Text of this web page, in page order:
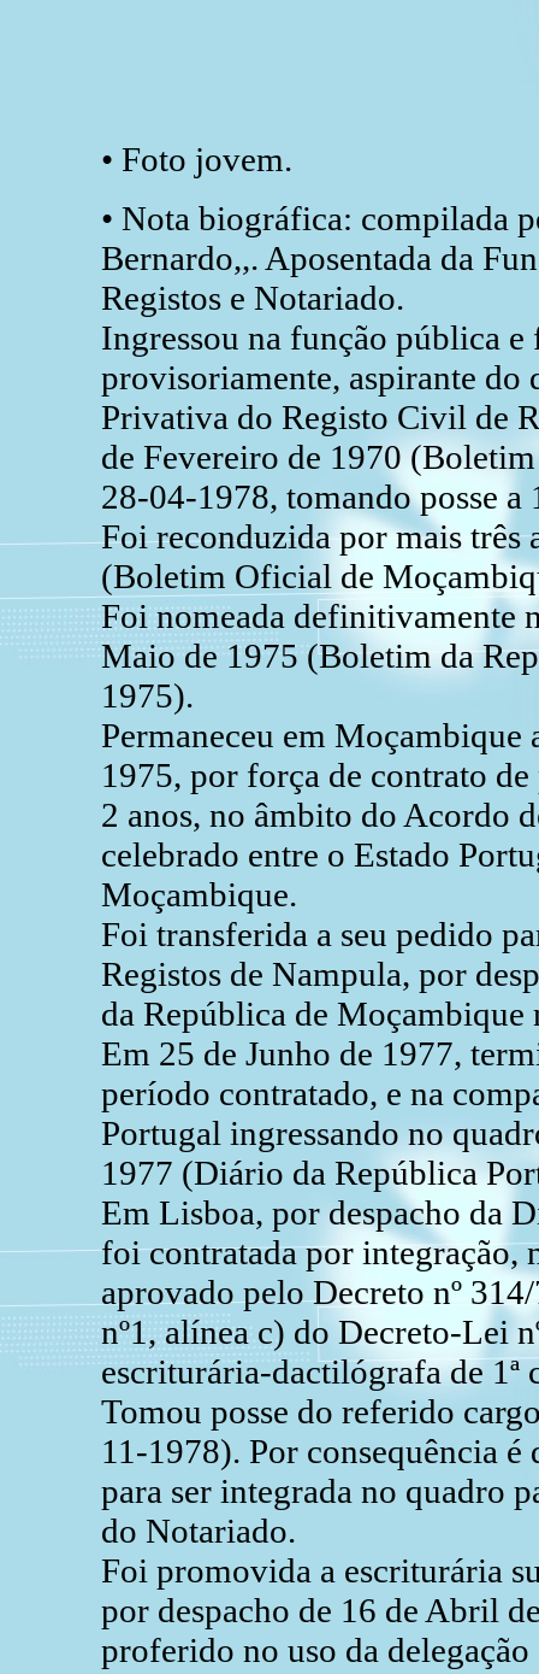
• Foto jovem.
• Nota biográfica: compilada
Bernardo,,. Aposentada da
Registos e Notariado.
Ingressou na função pública e
provisoriamente, aspirante do
Privativa do Registo Civil de
de Fevereiro de 1970
28-04-1978, tomando posse
Foi reconduzida por mais três
(Boletim Oficial de
Foi nomeada definitivamente
Maio de 1975 (Boletim da
1975).
Permaneceu em Moçambique
1975, por força de contrato
2 anos, no âmbito do Acordo
celebrado entre o Estado
Moçambique.
Foi transferida a seu pedido
Registos de Nampula, por
da República de Moçambique
Em 25 de Junho de 1977,
período contratado, e na
Portugal ingressando no
1977 (Diário da República
Em Lisboa, por despacho da
foi contratada por integração,
aprovado pelo Decreto nº 314/
nº1, alínea c) do Decreto-Lei
escriturária-dactilógrafa de 1ª
Tomou posse do referido
11-1978). Por consequência
para ser integrada no quadro
do Notariado.
Foi promovida a escriturária
por despacho de 16 de Abril
proferido no uso da